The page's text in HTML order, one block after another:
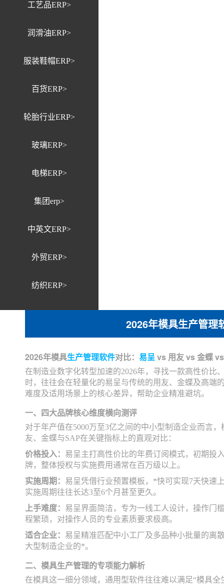
工艺品ERP>
润滑油ERP>
服装鞋帽ERP>
百货ERP>
轮胎行业ERP>
玻璃ERP>
电梯ERP>
集团erp>
中英文ERP>
外贸ERP>
纺织ERP>
2026年模具生产管
2026年模具生产管理软件对比： 易呈vs 用友 vs 金蝶
在制造业数字化转型加速的2026年，寻找一款高性价比
时，往往会在轻量化的易呈与传统的用友、金蝶及高端
难度及适用场景上的核心差异，帮助企业精准避坑。
一、四大品牌核心维度横向测评
对于年产值在5000万至3亿之间的中小型制造企业而言
友、金蝶与SAP在关键指标上的直观对比：
价格投入： 易呈主打高性价比的年费订阅模式，初期投
牌，整体授权与实施费用通常在百万级以上。
实施周期： 易呈凭借行业预置模板，*快可实现7天快速
实施周期往往长达3至6个月甚至更久。
上手难度： 易呈界面简洁，专为一线工人设计，操作门
程繁琐，对操作人员的专业素质要求极高。
适合企业： 易呈精准匹配中小工厂及多品种小批量的离
大型制造企业的*。
二、模具生产管理的专项能力解析
在模具这一细分领域，通用型软件往往难以满足“模具